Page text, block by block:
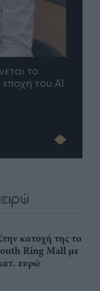
το
του AI
κατοχή της το
Ring Mall με
ευρώ